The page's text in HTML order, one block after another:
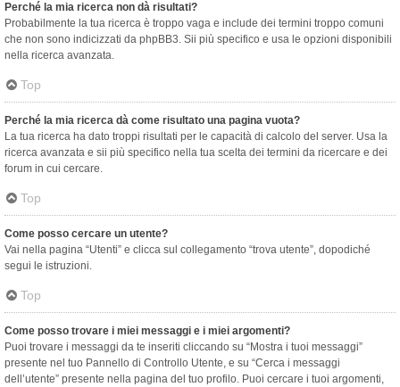
Perché la mia ricerca non dà risultati?
Probabilmente la tua ricerca è troppo vaga e include dei termini troppo comuni
che non sono indicizzati da phpBB3. Sii più specifico e usa le opzioni disponibili
nella ricerca avanzata.
Top
Perché la mia ricerca dà come risultato una pagina vuota?
La tua ricerca ha dato troppi risultati per le capacità di calcolo del server. Usa la
ricerca avanzata e sii più specifico nella tua scelta dei termini da ricercare e dei
forum in cui cercare.
Top
Come posso cercare un utente?
Vai nella pagina “Utenti” e clicca sul collegamento “trova utente”, dopodiché
segui le istruzioni.
Top
Come posso trovare i miei messaggi e i miei argomenti?
Puoi trovare i messaggi da te inseriti cliccando su “Mostra i tuoi messaggi”
presente nel tuo Pannello di Controllo Utente, e su “Cerca i messaggi
dell’utente” presente nella pagina del tuo profilo. Puoi cercare i tuoi argomenti,